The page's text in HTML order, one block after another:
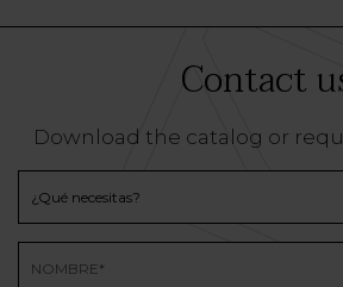
Contact
Download the catalog or